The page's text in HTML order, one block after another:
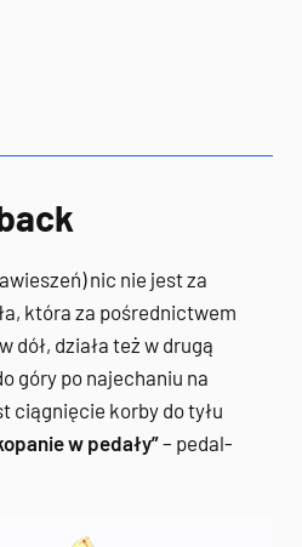
nic nie jest za
która za pośrednictwem
dół, działa też w drugą
góry po najechaniu na
ciągnięcie korby do tyłu
w pedały”– pedal-